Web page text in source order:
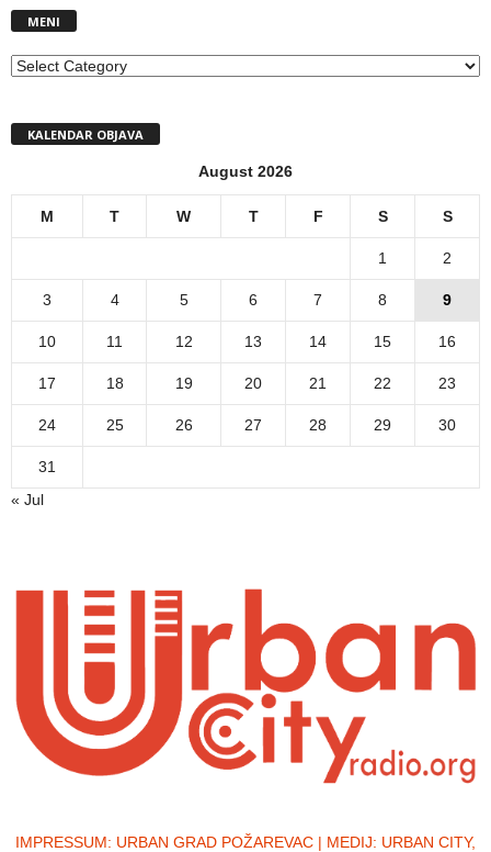
MENI
MENI
KALENDAR OBJAVA
August 2026
M T W T F S S
1 2
3 4 5 6 7 8 9
10 11 12 13 14 15 16
17 18 19 20 21 22 23
24 25 26 27 28 29 30
31
« Jul
IMPRESSUM: URBAN GRAD POŽAREVAC | MEDIJ: URBAN CITY,